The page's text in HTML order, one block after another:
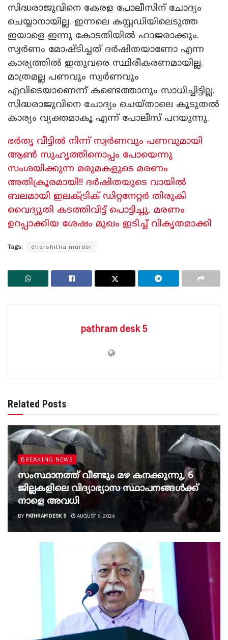
സിദ്ധരാജുവിനെ കേരള പോലീസിന് ചോദ്യം
ചെയ്യാനായില്ല. ഇന്നലെ കസ്റ്റഡിയിലെടുത്ത
ഇയാളെ ഇന്നു കോടതിയിൽ ഹാജരാക്കും.
സ്വർണം മോഷ്ടിച്ചത് ദർഷിതയാണോ എന്ന
കാര്യത്തിൽ ഇതുവരെ സ്ഥിരീകരണമായില്ല.
മാത്രമല്ല പണവും സ്വർണവും
എവിടെയാണെന്ന് കണ്ടെത്താനും സാധിച്ചിട്ടില്ല.
സിദ്ധരാജുവിനെ ചോദ്യം ചെയ്താലെ കൂടുതൽ
കാര്യം വ്യക്തമാകൂ എന്ന് പോലീസ് പറയുന്നു.
ഭർതൃ വീട്ടിൽ നിന്ന് സ്വർണവും പണവുമായി
ആൺ സുഹൃത്തിനൊപ്പം പോയെന്നു
സംശയിക്കുന്ന മരുമകളുടെ മരണം
അതിക്രൂരമായി!! ദർഷിതയുടെ വായിൽ
ബലമായി ഇലക്ട്രിക് ഡിറ്റനേറ്റർ തിരുകി
വൈദ്യുതി കടത്തിവിട്ട് പൊട്ടിച്ചു, മരണം
ഉറപ്പാക്കിയ ശേഷം മുഖം ഇടിച്ച് വികൃതമാക്കി
Tags: dharshitha murder
pathram desk 5
Related Posts
BREAKING NEWS
സംസ്ഥാനത്ത് വീണ്ടും മഴ കനക്കുന്നു, 6
ജില്ലകളിലെ വിദ്യാഭ്യാസ സ്ഥാപനങ്ങൾക്ക്
നാളെ അവധി
BY PATHRAM DESK 5 AUGUST 6, 2026